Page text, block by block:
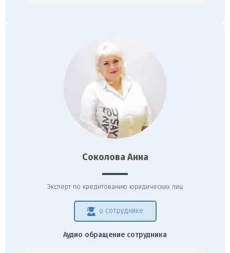
Соколова Анна
Эксперт по кредитованию юридических лиц
о сотруднике
Аудио обращение сотрудника